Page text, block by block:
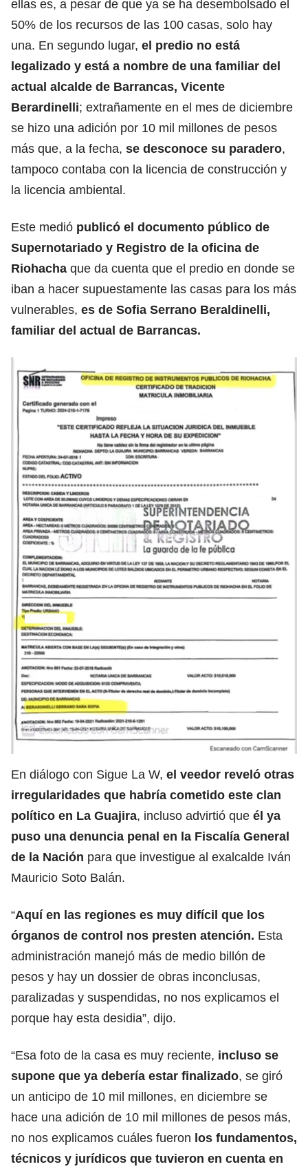
ellas es, a pesar de que ya se ha desembolsado el
50% de los recursos de las 100 casas, solo hay
una. En segundo lugar, el predio no está
legalizado y está a nombre de una familiar del
actual alcalde de Barrancas, Vicente
Berardinelli; extrañamente en el mes de diciembre
se hizo una adición por 10 mil millones de pesos
más que, a la fecha, se desconoce su paradero,
tampoco contaba con la licencia de construcción y
la licencia ambiental.
Este medió publicó el documento público de
Supernotariado y Registro de la oficina de
Riohacha que da cuenta que el predio en donde se
iban a hacer supuestamente las casas para los más
vulnerables, es de Sofia Serrano Beraldinelli,
familiar del actual de Barrancas.
En diálogo con Sigue La W, el veedor reveló otras
irregularidades que habría cometido este clan
político en La Guajira, incluso advirtió que él ya
puso una denuncia penal en la Fiscalía General
de la Nación para que investigue al exalcalde Iván
Mauricio Soto Balán.
“Aquí en las regiones es muy difícil que los
órganos de control nos presten atención. Esta
administración manejó más de medio billón de
pesos y hay un dossier de obras inconclusas,
paralizadas y suspendidas, no nos explicamos el
porque hay esta desidia”, dijo.
“Esa foto de la casa es muy reciente, incluso se
supone que ya debería estar finalizado, se giró
un anticipo de 10 mil millones, en diciembre se
hace una adición de 10 mil millones de pesos más,
no nos explicamos cuáles fueron los fundamentos,
técnicos y jurídicos que tuvieron en cuenta en